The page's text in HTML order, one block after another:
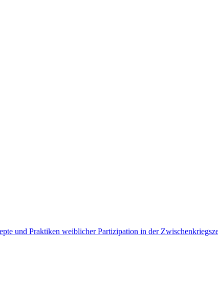
und Praktiken weiblicher Partizipation in der